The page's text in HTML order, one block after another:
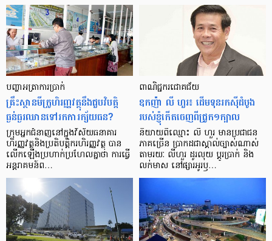
បញ្ហា​អត្រា​ការប្រាក់
គ្រឹះស្ថាន​មីក្រូ​ហិរញ្ញវត្ថុ​នឹង​ជួប​វិបត្តិ​
ធ្ងន់ធ្ងរ​ឈាន​ទៅ​រក​ការ​ក្ស័យធន?
ក្រុម​អ្នក​ជំនាញ​នៅ​ក្នុង​វិស័យ​ធនាគារ
ហិរញ្ញវត្ថុ​និង​ប្រតិបត្តិករ​ហិរញ្ញ​វត្ថុ បាន​​
លើក​ឡើង​ប្រហាក់​ប្រហែល​គ្នា​ថា ការ​ធ្វើ​
អន្តរាគមន៍​ព…
ពាណិជ្ជករជោគជ័យ
ឧកញ៉ា លី ហួរ៖ ដើមទុនរកស៊ីដំបូង
របស់ខ្ញុំកើតចេញពីជ្រូក១ក្បាល
និយាយ​ពី​ឈ្មោះ លី ហួរ មាន​ប្រជាជន​
ភាគ​ច្រើន ប្រាកដ​ជា​ស្គាល់​ច្បាស់​ណាស់
តាមរយៈ លីហួរ ដូរ​លុយ ប្តូរ​បា្រក់ និង​
លក់​មាស នៅ​ផ្សារ​អូរ​ឫ…